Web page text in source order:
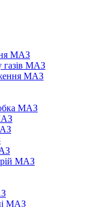
МАЗ
газів МАЗ
МАЗ
МАЗ
МАЗ
МАЗ